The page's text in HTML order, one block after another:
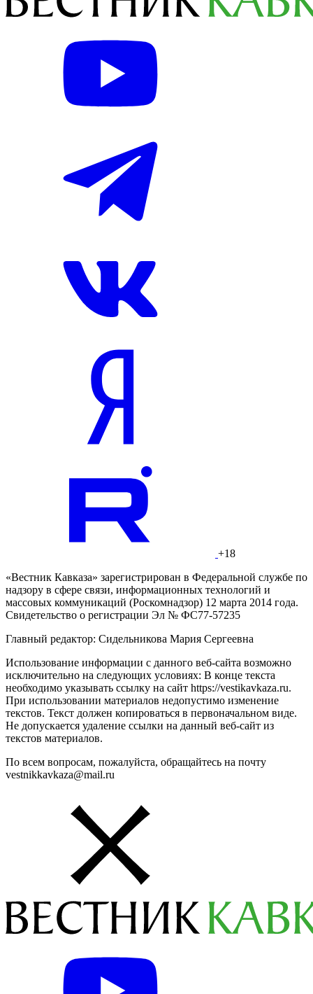
+18
«Вестник Кавказа» зарегистрирован в Федеральной службе по
надзору в сфере связи, информационных технологий и
массовых коммуникаций (Роскомнадзор) 12 марта 2014 года.
Свидетельство о регистрации Эл № ФС77-57235
Главный редактор: Сидельникова Мария Сергеевна
Использование информации с данного веб-сайта возможно
исключительно на следующих условиях: В конце текста
необходимо указывать ссылку на сайт https://vestikavkaza.ru.
При использовании материалов недопустимо изменение
текстов. Текст должен копироваться в первоначальном виде.
Не допускается удаление ссылки на данный веб-сайт из
текстов материалов.
По всем вопросам, пожалуйста, обращайтесь на почту
vestnikkavkaza@mail.ru